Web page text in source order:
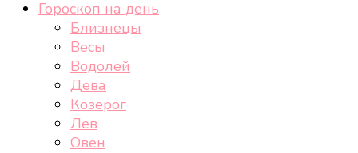
Гороскоп на день
Близнецы
Весы
Водолей
Дева
Козерог
Лев
Овен